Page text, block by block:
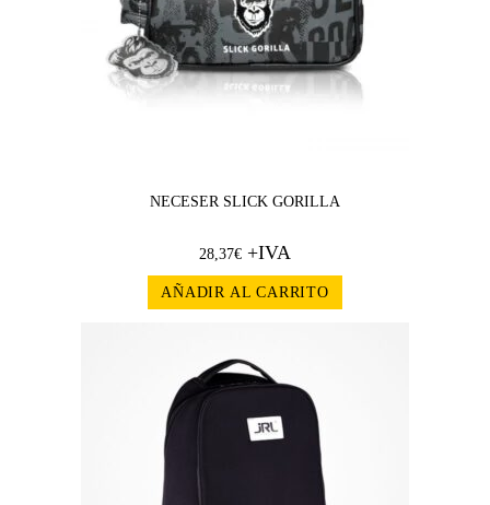
NECESER SLICK GORILLA
28,37€ +IVA
AÑADIR AL CARRITO